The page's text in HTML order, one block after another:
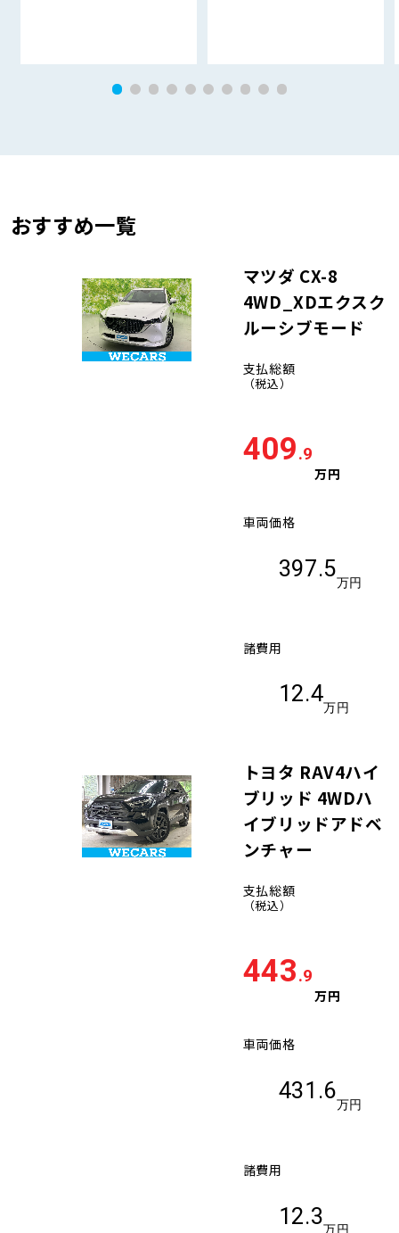
おすすめ一覧
マツダ CX-8
4WD_XDエクスク
ルーシブモード
支払総額
（税込）
409.9
万円
車両価格
397.5
万円
諸費用
12.4
万円
トヨタ RAV4ハイ
ブリッド 4WDハ
イブリッドアドベ
ンチャー
支払総額
（税込）
443.9
万円
車両価格
431.6
万円
諸費用
12.3
万円